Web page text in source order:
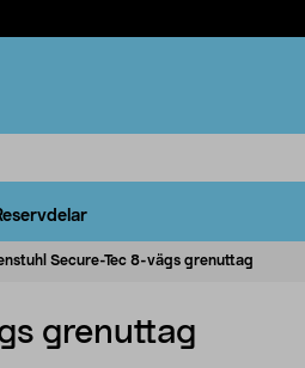
Secure-Tec 8-vägs grenuttag
grenuttag